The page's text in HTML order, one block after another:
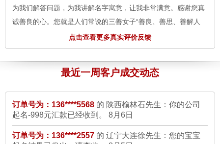
诚善良的心。您就是人们常说的三善女子“善良、善思、善解人
意”相信您一定会在幸福与快乐中成就自己的事业。祝；好人一生
平安！感谢您——孩子的母亲。
8月6日
刚开始也是在别的网站上起名字，但是名字取的不好听，含义不
果，经过协商，总算选到合适的好名字了，心里的石头终于落下
了。谢谢毛老师专业的服务。8月6日
点击查看更多真实评价反馈
最近一周客户成交动态
取名-598元汇款已经收到。8月6日
订单号为：132****6735 的 广东江门姚先生：您的个人
改名-898元汇款已经收到。8月6日
改名-898元汇款已经收到。8月6日
订单号为：136****2557的 辽宁大连徐先生：您的宝宝